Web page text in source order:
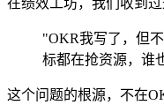
"OKR我写了，但
标都在抢资源，谁
这个问题的根源，不在